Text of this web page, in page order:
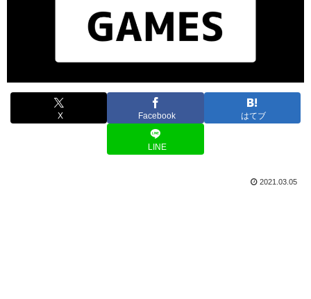
X Facebook はてブ
LINE
2021.03.05